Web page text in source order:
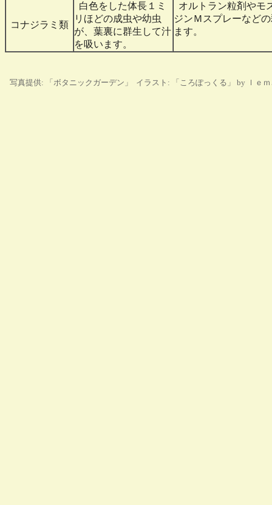
コナジラミ類
白色をした体長１ミ
リほどの成虫や幼虫
が、葉裏に群生して汁
を吸います。
オルトラン粒剤やモ
ジンＭスプレーなど
ます。
写真提供: 「ボタニックガーデン」 イラスト: 「ころぽっくる」 by ｌｅ